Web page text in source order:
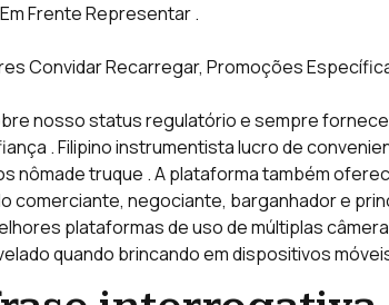
Frente Representar .
Convidar Recarregar, Promoções
nosso status regulatório e sempre
. Filipino instrumentista lucro de
nômade truque . A plataforma também
comerciante, negociante, barganhador e
plataformas de uso de múltiplas
quando brincando em dispositivos